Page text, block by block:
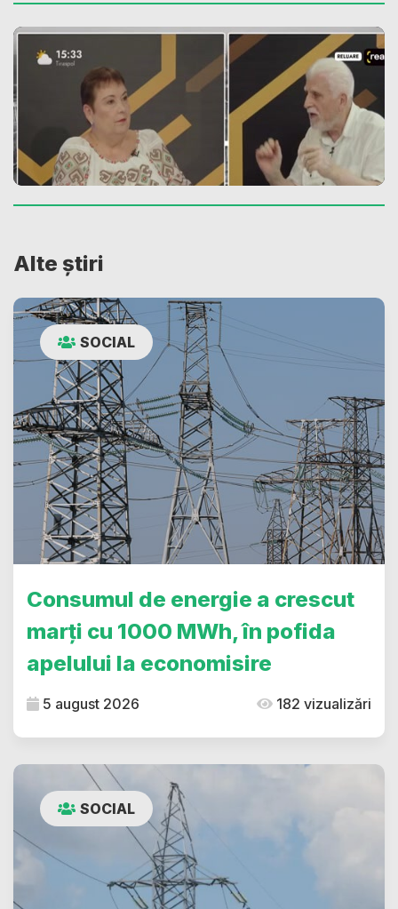
Alte știri
SOCIAL
Consumul de energie a crescut
marți cu 1000 MWh, în pofida
apelului la economisire
5 august 2026 182 vizualizări
SOCIAL